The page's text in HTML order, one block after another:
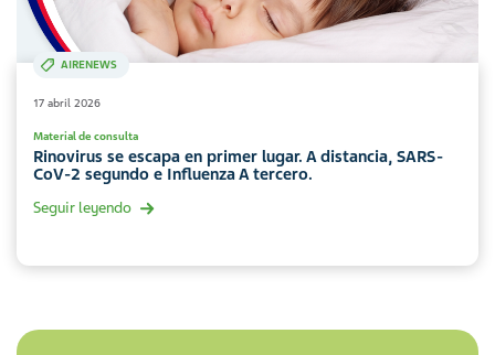
AIRENEWS
17 abril 2026
Material de consulta
Rinovirus se escapa en primer lugar. A distancia, SARS-
CoV-2 segundo e Influenza A tercero.
Seguir leyendo